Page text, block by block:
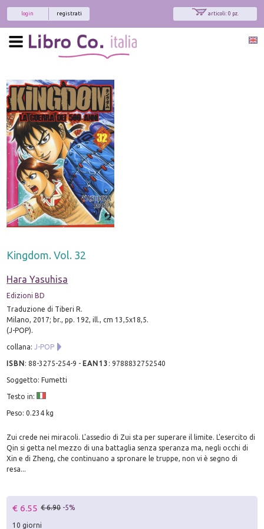
articoli: 0 pz.
registrati
login
Kingdom. Vol. 32
Hara Yasuhisa
Edizioni BD
Traduzione di Tiberi R.
Milano, 2017; br., pp. 192, ill., cm 13,5x18,5.
(J-POP).
collana:J-POP
ISBN:88-3275-254-9 - EAN13 :9788832752540
Soggetto: Fumetti
Testo in:
Peso: 0.234 kg
Zui crede nei miracoli. L'assedio di Zui sta per superare il limite. L'esercito di
Qin si getta nel mezzo di una battaglia senza speranza ma, negli occhi di
Xin e di Zheng, che continuano a spronare le truppe, non vi è segno di
resa...
€ 6.55 € 6.90 -5%
10 giorni